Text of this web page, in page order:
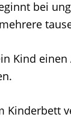
bei
Kind einen
Kinderbett